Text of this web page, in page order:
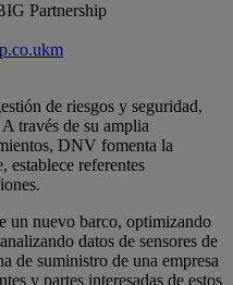
Partnership
de riesgos y seguridad,
través de su amplia
DNV fomenta la
establece referentes
un nuevo barco, optimizando
datos de sensores de
de suministro de una empresa
y partes interesadas de estos